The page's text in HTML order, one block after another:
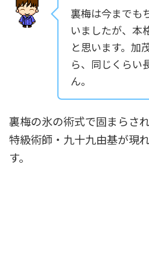
裏梅は今までも
いましたが、本
と思います。加
ら、同じくらい
ん。
裏梅の氷の術式で固まらさ
特級術師・九十九由基が現
す。